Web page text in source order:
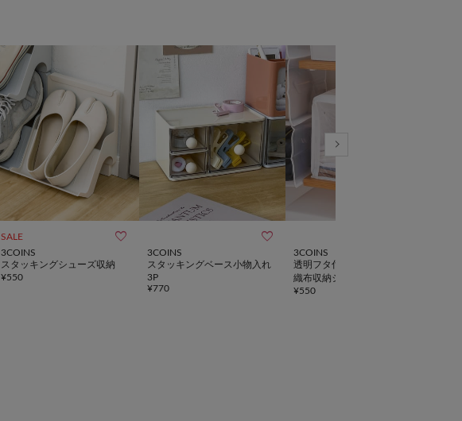
SALE 
3COINS
スタッキングシューズ収納
¥550

3COINS
スタッキングベース小物入れ
3P
¥770
3COINS
透明フタ付き前開きBOX／不
織布収納シリーズ
¥550